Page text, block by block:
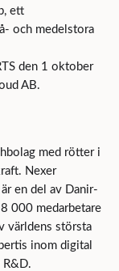
ett
och medelstora
den 1 oktober
AB.
med rötter i
Nexer
en del av Danir-
000 medarbetare
världens största
inom digital